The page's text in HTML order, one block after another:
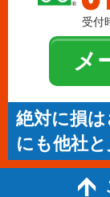
受付
メ
絶対に損
にも他社